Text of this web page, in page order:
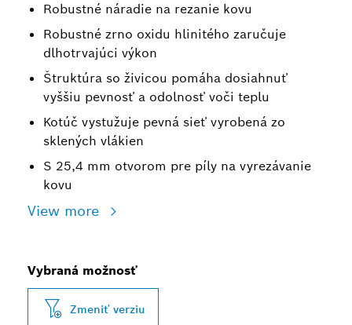
Robustné náradie na rezanie kovu
Robustné zrno oxidu hlinitého zaručuje
dlhotrvajúci výkon
Štruktúra so živicou pomáha dosiahnuť
vyššiu pevnosť a odolnosť voči teplu
Kotúč vystužuje pevná sieť vyrobená zo
sklených vlákien
S 25,4 mm otvorom pre píly na vyrezávanie
kovu
View more
Vybraná možnosť
Zmeniť verziu